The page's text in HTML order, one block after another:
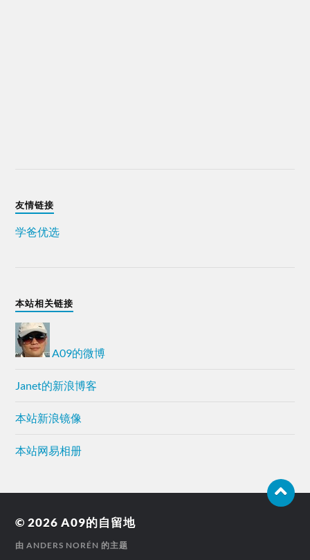
友情链接
学爸优选
本站相关链接
A09的微博
Janet的新浪博客
本站新浪镜像
本站网易相册
© 2026A09的自留地
由ANDERS NORÉN 的主题